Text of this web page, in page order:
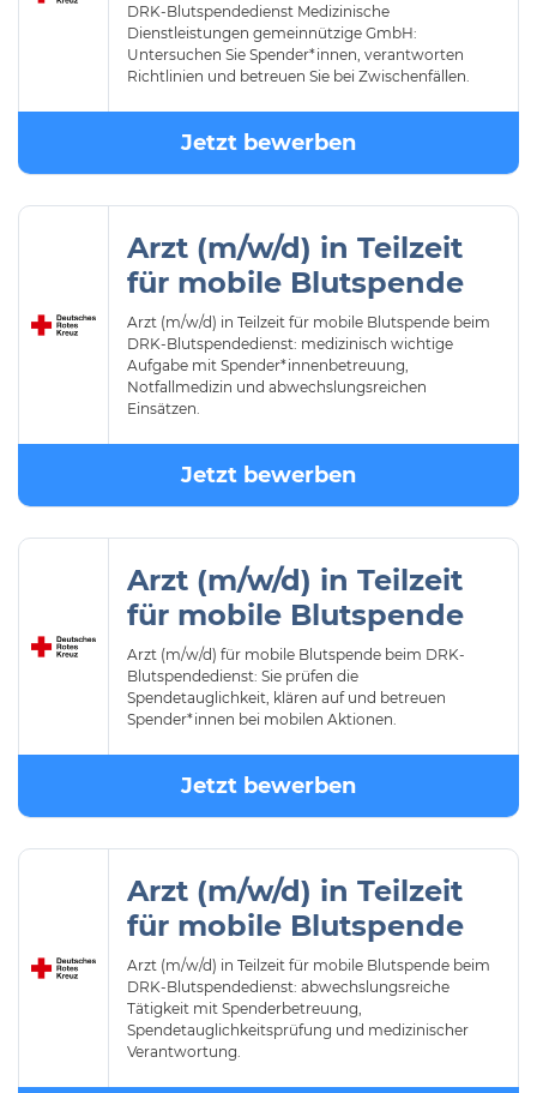
DRK-Blutspendedienst Medizinische
Dienstleistungen gemeinnützige GmbH:
Untersuchen Sie Spender*innen, verantworten
Richtlinien und betreuen Sie bei Zwischenfällen.
Jetzt bewerben
Arzt (m/w/d) in Teilzeit
für mobile Blutspende
Arzt (m/w/d) in Teilzeit für mobile Blutspende beim
DRK-Blutspendedienst: medizinisch wichtige
Aufgabe mit Spender*innenbetreuung,
Notfallmedizin und abwechslungsreichen
Einsätzen.
Jetzt bewerben
Arzt (m/w/d) in Teilzeit
für mobile Blutspende
Arzt (m/w/d) für mobile Blutspende beim DRK-
Blutspendedienst: Sie prüfen die
Spendetauglichkeit, klären auf und betreuen
Spender*innen bei mobilen Aktionen.
Jetzt bewerben
Arzt (m/w/d) in Teilzeit
für mobile Blutspende
Arzt (m/w/d) in Teilzeit für mobile Blutspende beim
DRK-Blutspendedienst: abwechslungsreiche
Tätigkeit mit Spenderbetreuung,
Spendetauglichkeitsprüfung und medizinischer
Verantwortung.